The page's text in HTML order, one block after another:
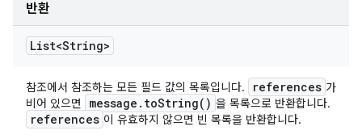
반환
List<String>
참조에서 참조하는 모든 필드 값의 목록입니다. references 가
비어 있으면
message . toString( ) 을 목록으로 반환합니다.
references 이 유효하지 않으면 빈 목록을 반환합니다.